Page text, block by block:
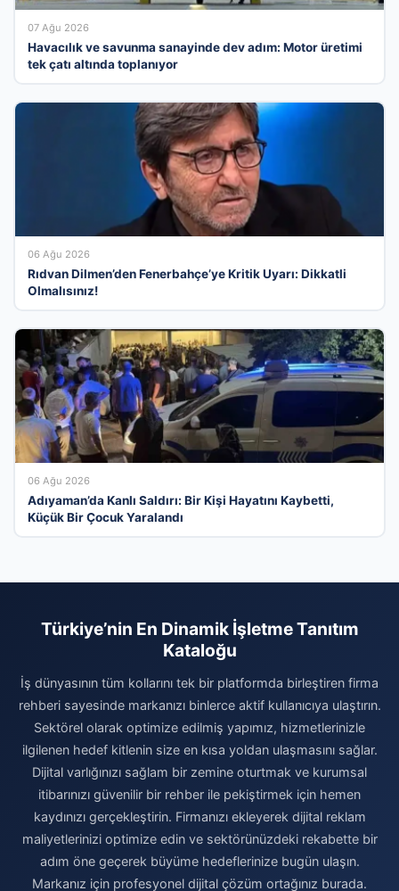
07 Ağu 2026
Havacılık ve savunma sanayinde dev adım: Motor üretimi
tek çatı altında toplanıyor
06 Ağu 2026
Rıdvan Dilmen’den Fenerbahçe’ye Kritik Uyarı: Dikkatli
Olmalısınız!
06 Ağu 2026
Adıyaman’da Kanlı Saldırı: Bir Kişi Hayatını Kaybetti,
Küçük Bir Çocuk Yaralandı
Türkiye’nin En Dinamik İşletme Tanıtım
Kataloğu
İş dünyasının tüm kollarını tek bir platformda birleştiren firma
rehberi sayesinde markanızı binlerce aktif kullanıcıya ulaştırın.
Sektörel olarak optimize edilmiş yapımız, hizmetlerinizle
ilgilenen hedef kitlenin size en kısa yoldan ulaşmasını sağlar.
Dijital varlığınızı sağlam bir zemine oturtmak ve kurumsal
itibarınızı güvenilir bir rehber ile pekiştirmek için hemen
kaydınızı gerçekleştirin. Firmanızı ekleyerek dijital reklam
maliyetlerinizi optimize edin ve sektörünüzdeki rekabette bir
adım öne geçerek büyüme hedeflerinize bugün ulaşın.
Markanız için profesyonel dijital çözüm ortağınız burada.